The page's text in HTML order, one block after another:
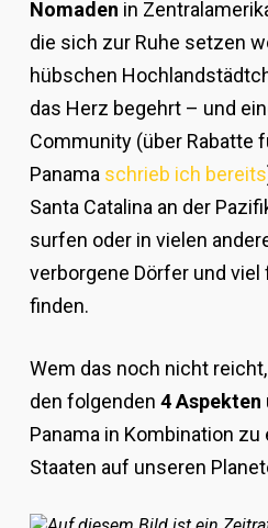
Nomaden in
die sich zur Ruhe setzen
hübschen
das Herz begehrt – und
Community (über Rabatte
Panama schrieb ich bereits
Santa Catalina an der
surfen oder in vielen
verborgene Dörfer und viel
finden.
Wem das noch nicht
den folgenden 4 Aspekten
Panama in Kombination
Staaten auf unseren